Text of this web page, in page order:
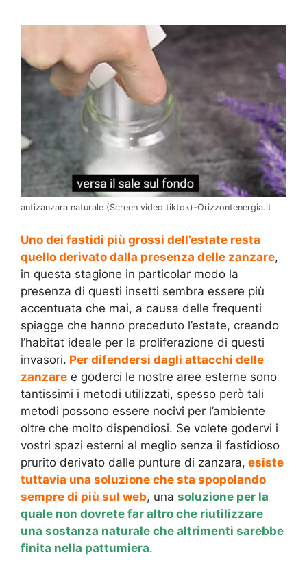
antizanzara naturale (Screen video tiktok)-Orizzontenergia.it
Uno dei fastidi più grossi dell’estate resta
quello derivato dalla presenza delle zanzare,
in questa stagione in particolar modo la
presenza di questi insetti sembra essere più
accentuata che mai, a causa delle frequenti
spiagge che hanno preceduto l’estate, creando
l’habitat ideale per la proliferazione di questi
invasori. Per difendersi dagli attacchi delle
zanzare e goderci le nostre aree esterne sono
tantissimi i metodi utilizzati, spesso però tali
metodi possono essere nocivi per l’ambiente
oltre che molto dispendiosi. Se volete godervi i
vostri spazi esterni al meglio senza il fastidioso
prurito derivato dalle punture di zanzara, esiste
tuttavia una soluzione che sta spopolando
sempre di più sul web, una soluzione per la
quale non dovrete far altro che riutilizzare
una sostanza naturale che altrimenti sarebbe
finita nella pattumiera.